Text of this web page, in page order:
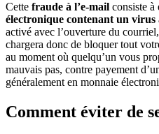
Cette fraude à l’e-mail consiste à
électronique contenant un virus
activé avec l’ouverture du
chargera donc de bloquer tout
au moment où quelqu’un vous
mauvais pas, contre payement
généralement en monnaie
Comment éviter de